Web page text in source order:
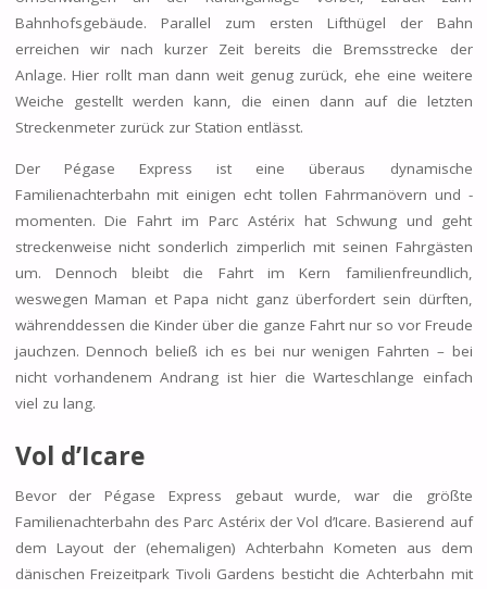
Bahnhofsgebäude. Parallel zum ersten Lifthügel der Bahn
erreichen wir nach kurzer Zeit bereits die Bremsstrecke der
Anlage. Hier rollt man dann weit genug zurück, ehe eine weitere
Weiche gestellt werden kann, die einen dann auf die letzten
Streckenmeter zurück zur Station entlässt.
Der Pégase Express ist eine überaus dynamische
Familienachterbahn mit einigen echt tollen Fahrmanövern und -
momenten. Die Fahrt im Parc Astérix hat Schwung und geht
streckenweise nicht sonderlich zimperlich mit seinen Fahrgästen
um. Dennoch bleibt die Fahrt im Kern familienfreundlich,
weswegen Maman et Papa nicht ganz überfordert sein dürften,
währenddessen die Kinder über die ganze Fahrt nur so vor Freude
jauchzen. Dennoch beließ ich es bei nur wenigen Fahrten – bei
nicht vorhandenem Andrang ist hier die Warteschlange einfach
viel zu lang.
Vol d’Icare
Bevor der Pégase Express gebaut wurde, war die größte
Familienachterbahn des Parc Astérix der Vol d’Icare. Basierend auf
dem Layout der (ehemaligen) Achterbahn Kometen aus dem
dänischen Freizeitpark Tivoli Gardens besticht die Achterbahn mit